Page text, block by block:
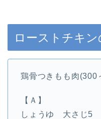
ローストチキン
鶏骨つきもも肉
【Ａ】
しょうゆ 大さじ5